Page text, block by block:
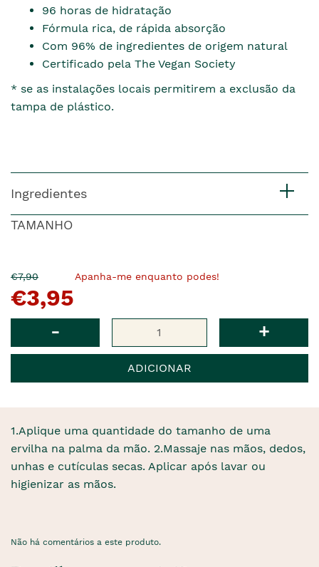
96 horas de hidratação
Fórmula rica, de rápida absorção
Com 96% de ingredientes de origem natural
Certificado pela The Vegan Society
* se as instalações locais permitirem a exclusão da
tampa de plástico.
Ingredientes
TAMANHO
O
pre�o
anterior
€7,90Agora
�
€3,95
Apanha-me enquanto podes!
- +
ADICIONAR
1.Aplique uma quantidade do tamanho de uma
ervilha na palma da mão. 2.Massaje nas mãos, dedos,
unhas e cutículas secas. Aplicar após lavar ou
higienizar as mãos.
Não há comentários a este produto.